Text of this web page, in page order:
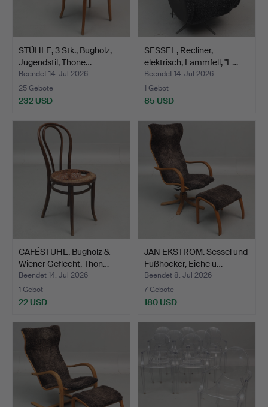
STÜHLE, 3 Stk., Bugholz,
Jugendstil, Thone…
Beendet 14. Jul 2026
25 Gebote
232 USD
SESSEL, Recliner,
elektrisch, Lammfell, "L…
Beendet 14. Jul 2026
1 Gebot
85 USD
CAFÉSTUHL, Bugholz &
Wiener Geflecht, Thon…
Beendet 14. Jul 2026
1 Gebot
22 USD
JAN EKSTRÖM. Sessel und
Fußhocker, Eiche u…
Beendet 8. Jul 2026
7 Gebote
180 USD